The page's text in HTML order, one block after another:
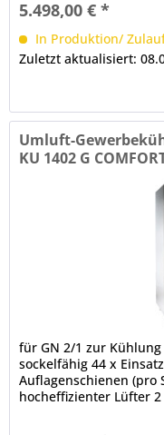
5.498,00 € *
In Produktion/
Zuletzt aktualisiert:
Umluft-
KU 1402 G
für GN 2/1 zur
sockelfähig 44 x
Auflagenschienen (pro
hocheffizienter Lüfter